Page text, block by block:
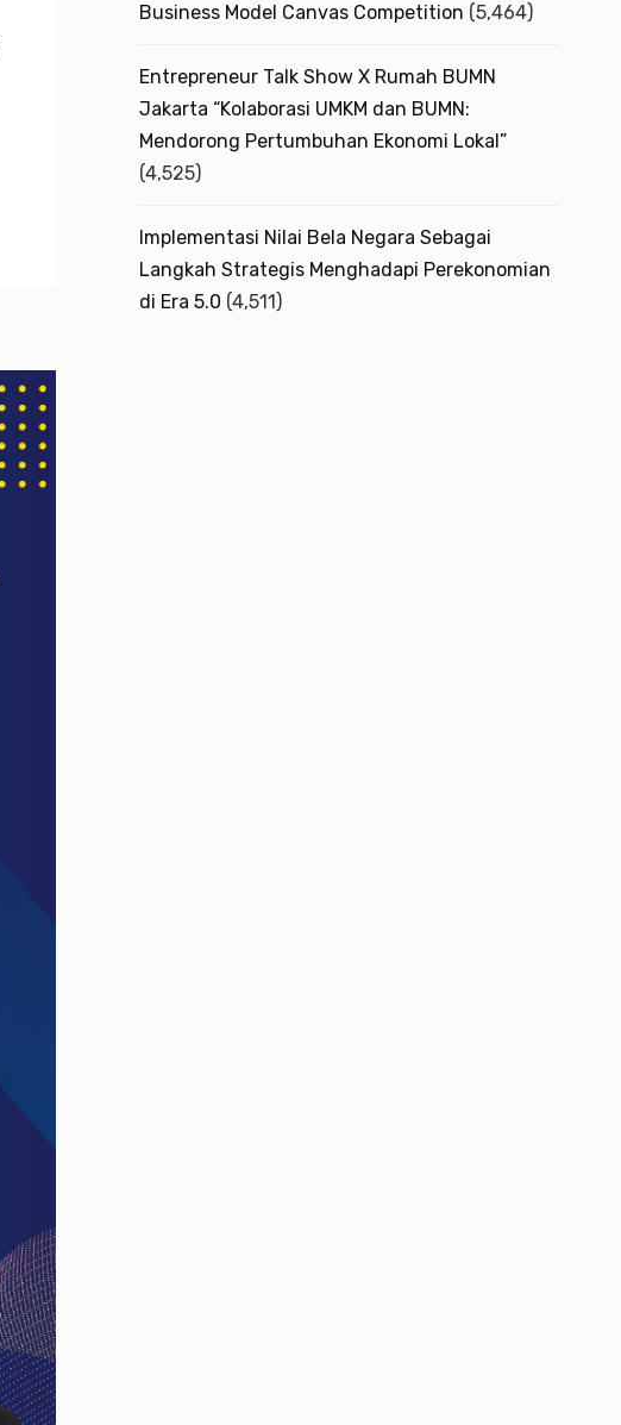
Business Model Canvas Competition (5,464)
Entrepreneur Talk Show X Rumah BUMN
Jakarta “Kolaborasi UMKM dan BUMN:
Mendorong Pertumbuhan Ekonomi Lokal”
(4,525)
Implementasi Nilai Bela Negara Sebagai
Langkah Strategis Menghadapi Perekonomian
di Era 5.0 (4,511)